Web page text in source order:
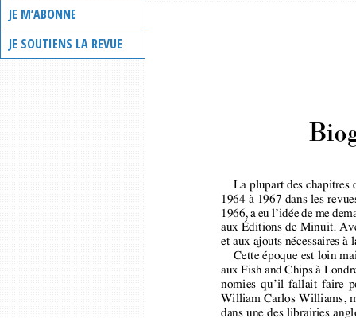
JE M’ABONNE
JE SOUTIENS LA REVUE
1964 à 1967 dans les
1966, a eu l’idée de me
aux Éditions de Minuit.
et aux ajouts nécessaires
Cette époque est loin
aux Fish and Chips à
nomies qu’il fallait faire
William Carlos Williams,
dans une des librairies
J’habitais alors Surgères,